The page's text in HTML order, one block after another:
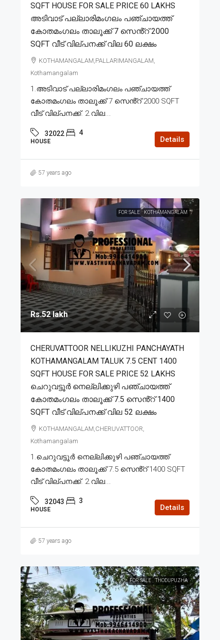
SQFT HOUSE FOR SALE PRICE 60 LAKHS
അടിവാട് പല്ലാരിമംഗലം പഞ്ചായത്ത്
കോതമംഗലം താലൂക്ക് 7 സെൻ്റ് 2000
SQFT വീട് വില്പനക്ക് വില 60 ലക്ഷം
KOTHAMANGALAM,PALLARIMANGALAM,
Kothamangalam
1.അടിവാട് പല്ലാരിമംഗലം പഞ്ചായത്ത്
കോതമംഗലം താലൂക്ക് 7 സെൻ്റ് 2000 SQFT
വീട് വില്പനക്ക്. 2.വില...
32022 4
HOUSE Details
57 years ago
FOR SALE KOTHAMANGALAM
Rs.52 lakh
CHERUVATTOOR NELLIKUZHI PANCHAYATH
KOTHAMANGALAM TALUK 7.5 CENT 1400
SQFT HOUSE FOR SALE PRICE 52 LAKHS
ചെറുവട്ടൂർ നെല്ലിക്കുഴി പഞ്ചായത്ത്
കോതമംഗലം താലൂക്ക് 7.5 സെൻ്റ് 1400
SQFT വീട് വില്പനക്ക് വില 52 ലക്ഷം
KOTHAMANGALAM,CHERUVATTOOR,
Kothamangalam
1.ചെറുവട്ടൂർ നെല്ലിക്കുഴി പഞ്ചായത്ത്
കോതമംഗലം താലൂക്ക് 7.5 സെൻ്റ് 1400 SQFT
വീട് വില്പനക്ക്. 2.വില...
32043 3
HOUSE Details
57 years ago
FOR SALE THODUPUZHA